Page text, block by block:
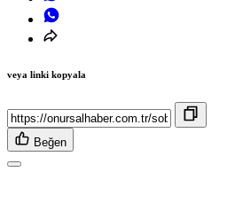
veya linki kopyala
Beğen